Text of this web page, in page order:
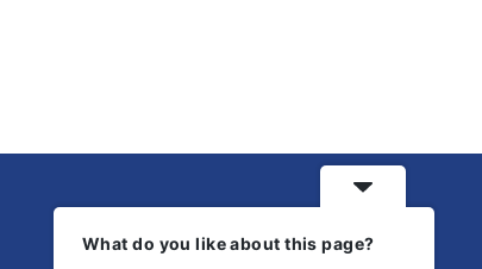
What do you like about this page?